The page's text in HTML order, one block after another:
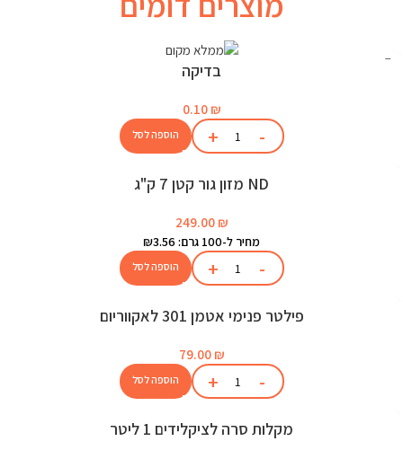
בדיקה
0.10 ₪
הוספה לסל
ND מזון גור קטן 7 ק"ג
249.00 ₪
מחיר ל-100 גרם: ₪3.56
הוספה לסל
פילטר פנימי אטמן 301 לאקווריום
79.00 ₪
הוספה לסל
מקלות סרה לציקלידים 1 ליטר